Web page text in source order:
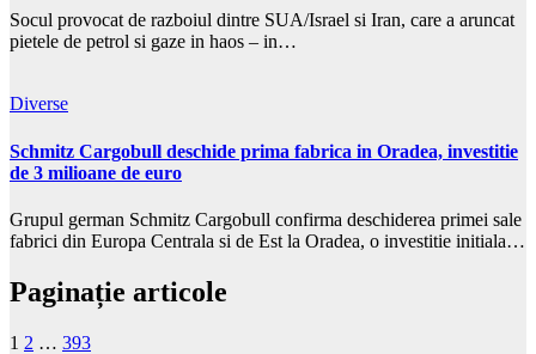
Socul provocat de razboiul dintre SUA/Israel si Iran, care a aruncat
pietele de petrol si gaze in haos – in…
Diverse
Schmitz Cargobull deschide prima fabrica in Oradea, investitie
de 3 milioane de euro
Grupul german Schmitz Cargobull confirma deschiderea primei sale
fabrici din Europa Centrala si de Est la Oradea, o investitie initiala…
Paginație articole
1 2 … 393